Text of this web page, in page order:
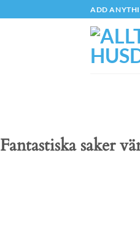
to
ADD
Fantastiska saker